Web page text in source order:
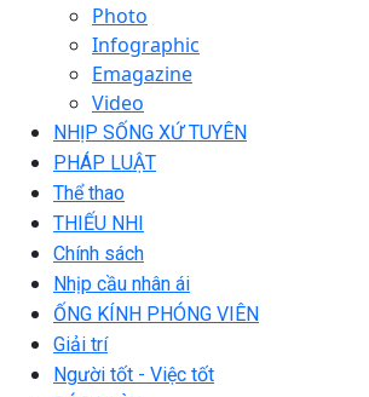
Photo
Infographic
Emagazine
Video
NHỊP SỐNG XỨ TUYÊN
PHÁP LUẬT
Thể thao
THIẾU NHI
Chính sách
Nhịp cầu nhân ái
ỐNG KÍNH PHÓNG VIÊN
Giải trí
Người tốt - Việc tốt